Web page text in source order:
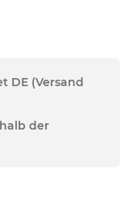
DE (Versand
der